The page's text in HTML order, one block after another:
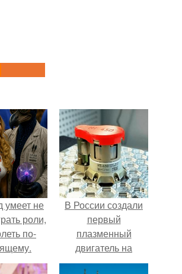
умеет не
роли,
по-
В России создали
первый
плазменный
двигатель на
криптоне.